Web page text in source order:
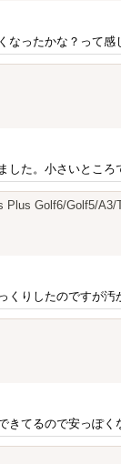
ったかな？って感
た。小さいところ
Plus Golf6/Golf5/A3/
りしたのですが汚
てるので安っぽく